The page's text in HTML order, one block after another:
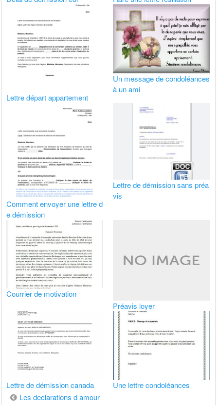
Lettre départ appartement
Un message de condoléances
à un ami
Comment envoyer une lettre d
e démission
Lettre de démission sans préa
vis
Courrier de motivation
Préavis loyer
Lettre de démission canada Une lettre condoléances
Navigation
Les declarations d amour